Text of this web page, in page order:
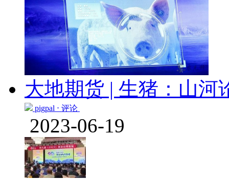
大地期货 | 生猪：山河
pigpal ⋅ 评论
2023-06-19